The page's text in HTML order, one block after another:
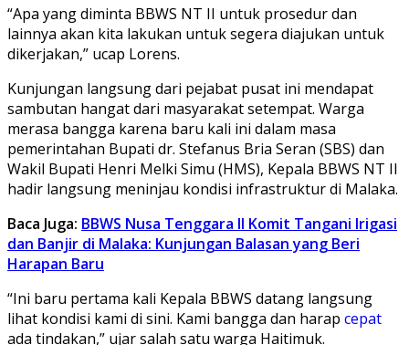
“Apa yang diminta BBWS NT II untuk prosedur dan
lainnya akan kita lakukan untuk segera diajukan untuk
dikerjakan,” ucap Lorens.
Kunjungan langsung dari pejabat pusat ini mendapat
sambutan hangat dari masyarakat setempat. Warga
merasa bangga karena baru kali ini dalam masa
pemerintahan Bupati dr. Stefanus Bria Seran (SBS) dan
Wakil Bupati Henri Melki Simu (HMS), Kepala BBWS NT II
hadir langsung meninjau kondisi infrastruktur di Malaka.
Baca Juga: BBWS Nusa Tenggara II Komit Tangani Irigasi
dan Banjir di Malaka: Kunjungan Balasan yang Beri
Harapan Baru
“Ini baru pertama kali Kepala BBWS datang langsung
lihat kondisi kami di sini. Kami bangga dan harap cepat
ada tindakan,” ujar salah satu warga Haitimuk.